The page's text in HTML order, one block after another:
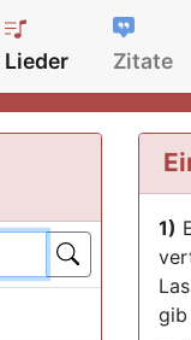
Lieder Zitate
1)
gib